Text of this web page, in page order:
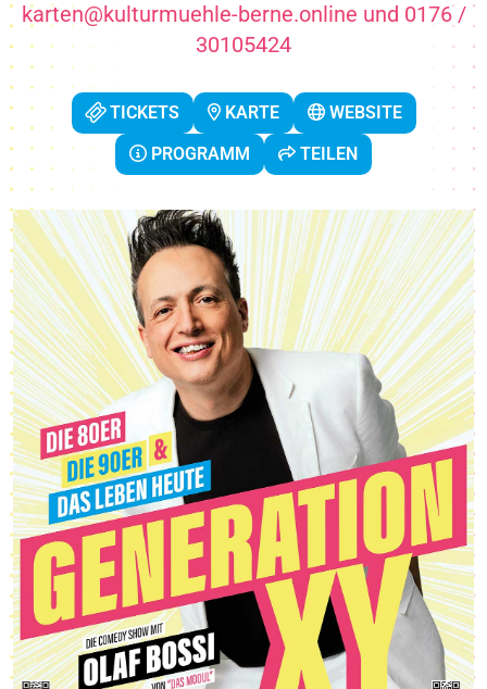
karten@kulturmuehle-berne.online und 0176 /
30105424
TICKETS KARTE
WEBSITE
PROGRAMM
TEILEN